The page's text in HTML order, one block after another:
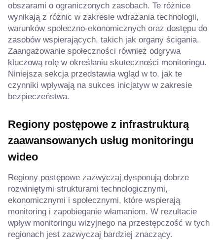
obszarami o ograniczonych zasobach. Te różnice
wynikają z różnic w zakresie wdrażania technologii,
warunków społeczno-ekonomicznych oraz dostępu do
zasobów wspierających, takich jak organy ścigania.
Zaangażowanie społeczności również odgrywa
kluczową rolę w określaniu skuteczności monitoringu.
Niniejsza sekcja przedstawia wgląd w to, jak te
czynniki wpływają na sukces inicjatyw w zakresie
bezpieczeństwa.
Regiony postępowe z infrastrukturą
zaawansowanych usług monitoringu
wideo
Regiony postępowe zazwyczaj dysponują dobrze
rozwiniętymi strukturami technologicznymi,
ekonomicznymi i społecznymi, które wspierają
monitoring i zapobieganie włamaniom. W rezultacie
wpływ monitoringu wizyjnego na przestępczość w tych
regionach jest zazwyczaj bardziej znaczący.